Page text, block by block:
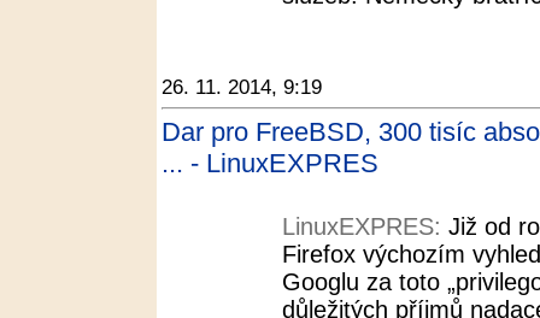
26. 11. 2014, 9:19
Dar pro FreeBSD, 300 tisíc
... - LinuxEXPRES
LinuxEXPRES: Již od
Firefox výchozím
Googlu za toto
důležitých příjmů